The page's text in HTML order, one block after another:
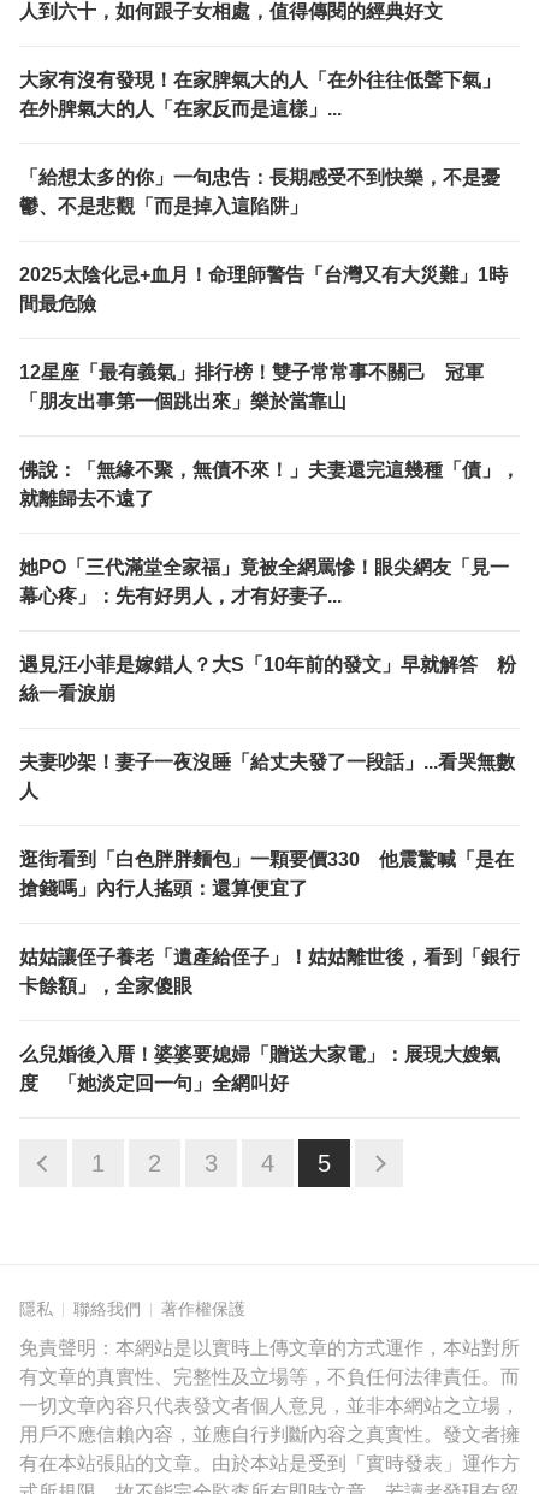
人到六十，如何跟子女相處，值得傳閱的經典好文
大家有沒有發現！在家脾氣大的人「在外往往低聲下氣」
在外脾氣大的人「在家反而是這樣」...
「給想太多的你」一句忠告：長期感受不到快樂，不是憂
鬱、不是悲觀「而是掉入這陷阱」
2025太陰化忌+血月！命理師警告「台灣又有大災難」1時
間最危險
12星座「最有義氣」排行榜！雙子常常事不關己 冠軍
「朋友出事第一個跳出來」樂於當靠山
佛說：「無緣不聚，無債不來！」夫妻還完這幾種「債」，
就離歸去不遠了
她PO「三代滿堂全家福」竟被全網罵慘！眼尖網友「見一
幕心疼」：先有好男人，才有好妻子...
遇見汪小菲是嫁錯人？大S「10年前的發文」早就解答 粉
絲一看淚崩
夫妻吵架！妻子一夜沒睡「給丈夫發了一段話」...看哭無數
人
逛街看到「白色胖胖麵包」一顆要價330 他震驚喊「是在
搶錢嗎」內行人搖頭：還算便宜了
姑姑讓侄子養老「遺產給侄子」！姑姑離世後，看到「銀行
卡餘額」，全家傻眼
么兒婚後入厝！婆婆要媳婦「贈送大家電」：展現大嫂氣
度 「她淡定回一句」全網叫好
1 2 3 4 5
隱私 聯絡我們 著作權保護
免責聲明：本網站是以實時上傳文章的方式運作，本站對所
有文章的真實性、完整性及立場等，不負任何法律責任。而
一切文章內容只代表發文者個人意見，並非本網站之立場，
用戶不應信賴內容，並應自行判斷內容之真實性。發文者擁
有在本站張貼的文章。由於本站是受到「實時發表」運作方